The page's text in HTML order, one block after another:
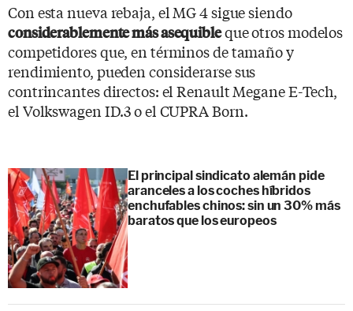
Con esta nueva rebaja, el MG 4 sigue siendo
considerablemente más asequibleque otros modelos
competidores que, en términos de tamaño y
rendimiento, pueden considerarse sus
contrincantes directos: el Renault Megane E-Tech,
el Volkswagen ID.3 o el CUPRA Born.
El principal sindicato alemán pide
aranceles a los coches híbridos
enchufables chinos: sin un 30% más
baratos que los europeos